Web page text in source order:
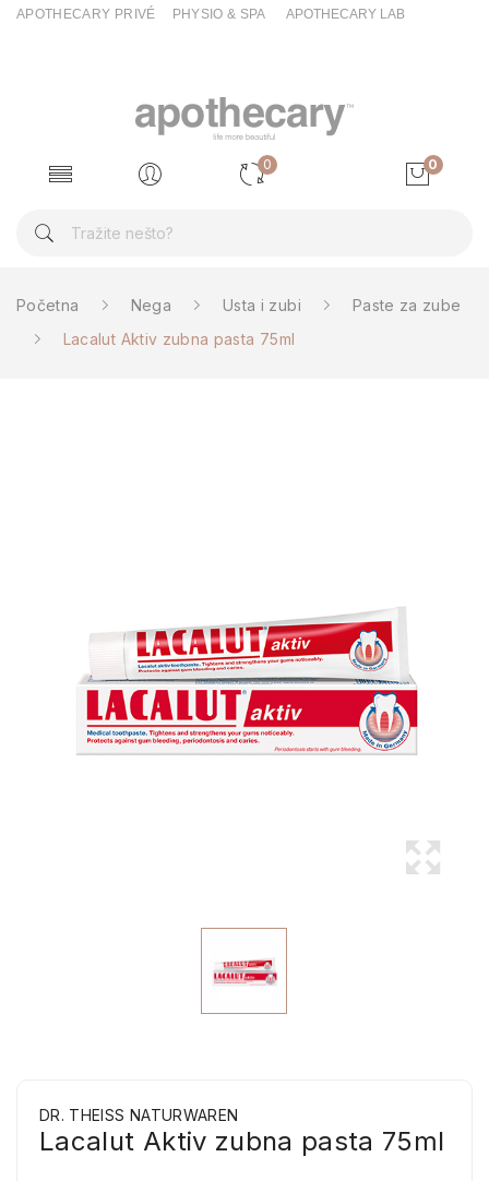
APOTHECARY PRIVÉ PHYSIO & SPA APOTHECARY LAB
0 0
Početna Nega Usta i zubi
Paste za zube
Lacalut Aktiv zubna pasta 75ml
DR. THEISS NATURWAREN
Lacalut Aktiv zubna pasta 75ml